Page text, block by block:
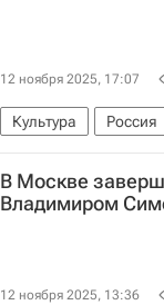
12 ноября 2025, 17:07
Культура Россия
Владимир Симонов
В Москве
Владимиром
12 ноября 2025, 13:36